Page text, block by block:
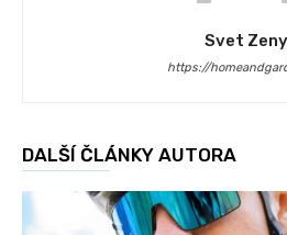
Svet Zeny
https://
DALŠÍ ČLÁNKY AUTORA